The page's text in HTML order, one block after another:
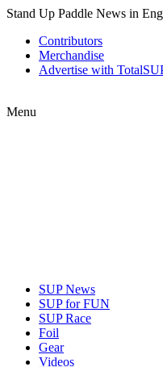
Stand Up Paddle News in
Contributors
Merchandise
Advertise with
Menu
SUP News
SUP for FUN
SUP Race
Foil
Gear
Videos